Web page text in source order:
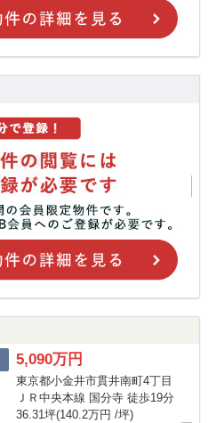
5,090万円
東京都小金井市貫井南町4丁目
ＪＲ中央本線 国分寺 徒歩19分
36.31坪(140.2万円 /坪)